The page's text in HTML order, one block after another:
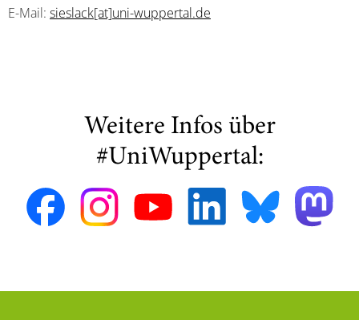
E-Mail: sieslack[at]uni-wuppertal.de
Weitere Infos über
#UniWuppertal: